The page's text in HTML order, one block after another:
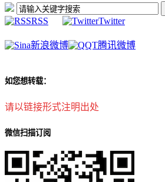
RSS Twitter
新浪微博 腾讯微博
如您想转载：
请以链接形式注明出处
微信扫描订阅